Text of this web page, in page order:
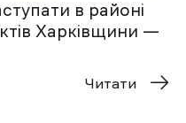
в районі
Харківщини —
Читати